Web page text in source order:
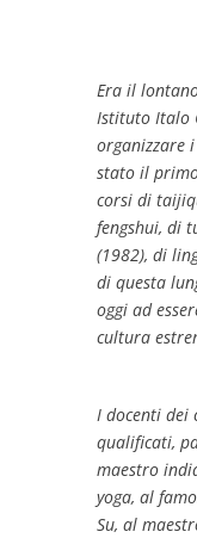
Era il
Istituto Italo
organizzare
stato il
corsi di
fengshui, di
(1982), di
di questa
oggi ad
cultura
I docenti dei
qualificati,
maestro
yoga, al
Su, al